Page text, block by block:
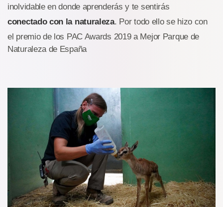
inolvidable en donde aprenderás y te sentirás
conectado con la naturaleza. Por todo ello se hizo con
el premio de los PAC Awards 2019 a Mejor Parque de
Naturaleza de España